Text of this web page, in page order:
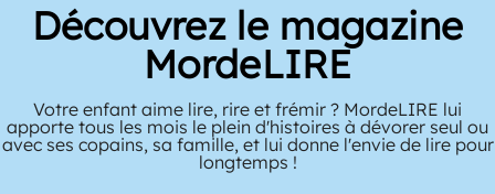
Découvrez le magazine
MordeLIRE
Votre enfant aime lire, rire et frémir ? MordeLIRE lui
apporte tous les mois le plein d'histoires à dévorer seul ou
avec ses copains, sa famille, et lui donne l'envie de lire pour
longtemps !